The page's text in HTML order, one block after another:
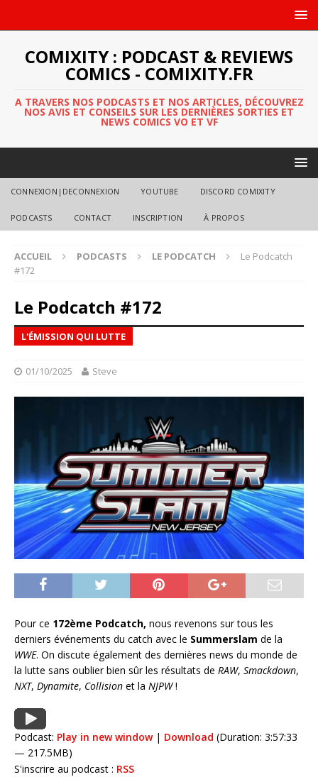
COMIXITY : PODCAST & REVIEWS
COMICS - COMIXITY.FR
A TRAVERS NOS PODCASTS ET NOS ARTICLES, DÉCOUVREZ
NOS AVIS ET CONSEILS SUR LES DERNIÈRES SORTIES ET
NEWS COMICS VO ET VF
CONNEXION|DECONNEXION YOUTUBE DISCORD COMIXITY
PODCASTS CONTACT INSCRIPTION À PROPOS
ACCUEIL PODCASTS LE PODCATCH
Le Podcatch
#172
Le Podcatch #172
L'ÉMISSION QUI LUTTE
01/10/2025 Steve
Pour ce 172ème Podcatch, nous revenons sur tous les
derniers événements du catch avec le Summerslam de la
WWE. On discute également des dernières news du monde de
la lutte sans oublier bien sûr les résultats de RAW, Smackdown,
NXT, Dynamite, Collision et la NJPW!
Podcast: Play in new window| Download (Duration: 3:57:33
— 217.5MB)
S'inscrire au podcast : RSS